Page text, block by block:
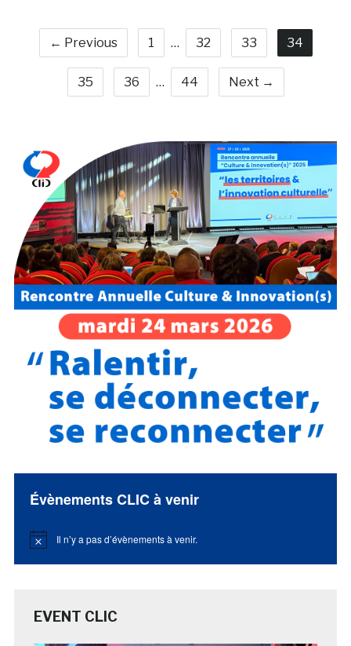
← Previous 1 … 32 33 34
35 36 … 44 Next →
Évènements CLIC à venir
Notice Il n’y a pas d’évènements à venir.
EVENT CLIC